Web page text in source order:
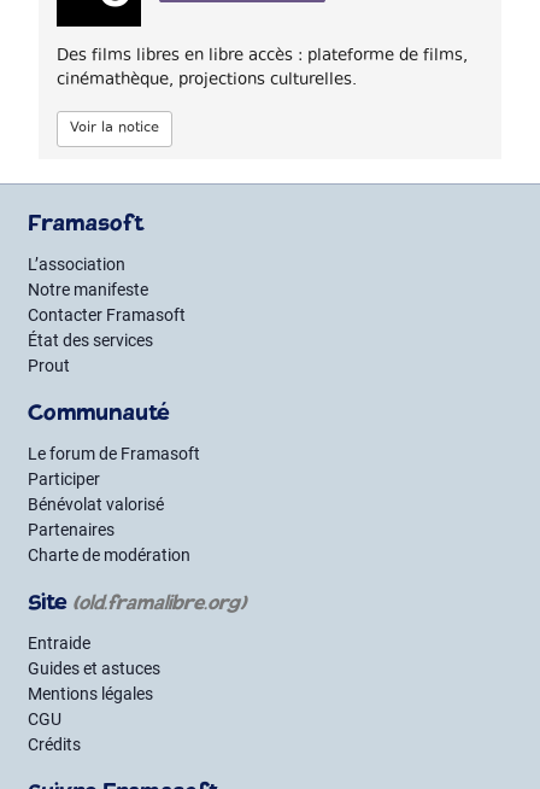
Des films libres en libre accès : plateforme de films,
cinémathèque, projections culturelles.
Voir la notice
Framasoft
L’association
Notre manifeste
Contacter Framasoft
État des services
Prout
Communauté
Le forum de Framasoft
Participer
Bénévolat valorisé
Partenaires
Charte de modération
Site (old.framalibre.org)
Entraide
Guides et astuces
Mentions légales
CGU
Crédits